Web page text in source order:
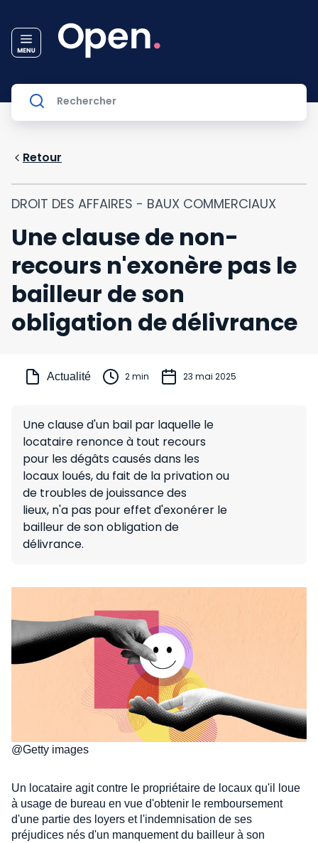
Retour
DROIT DES AFFAIRES - BAUX COMMERCIAUX
Une clause de non-
recours n'exonère pas le
bailleur de son
obligation de délivrance
Actualité 2 min 23 mai 2025
Une clause d'un bail par laquelle le
locataire renonce à tout recours
pour les dégâts causés dans les
locaux loués, du fait de la privation ou
de troubles de jouissance des
lieux, n'a pas pour effet d'exonérer le
bailleur de son obligation de
délivrance.
@Getty images
Un locataire agit contre le propriétaire de locaux qu'il loue
à usage de bureau en vue d'obtenir le remboursement
d'une partie des loyers et l'indemnisation de ses
préjudices nés d'un manquement du bailleur à son